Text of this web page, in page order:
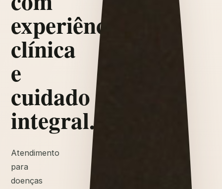
experiência
clínica
e
cuidado
integral.
Atendimento
para
doenças